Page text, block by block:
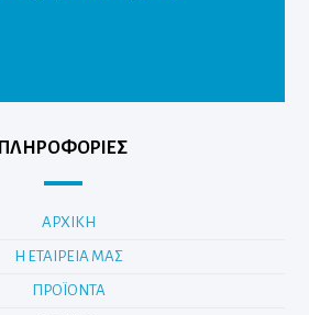
ΠΛΗΡΟΦΟΡΙΕΣ
ΑΡΧΙΚΗ
Η ΕΤΑΙΡΕΙΑ ΜΑΣ
ΠΡΟΪΟΝΤΑ